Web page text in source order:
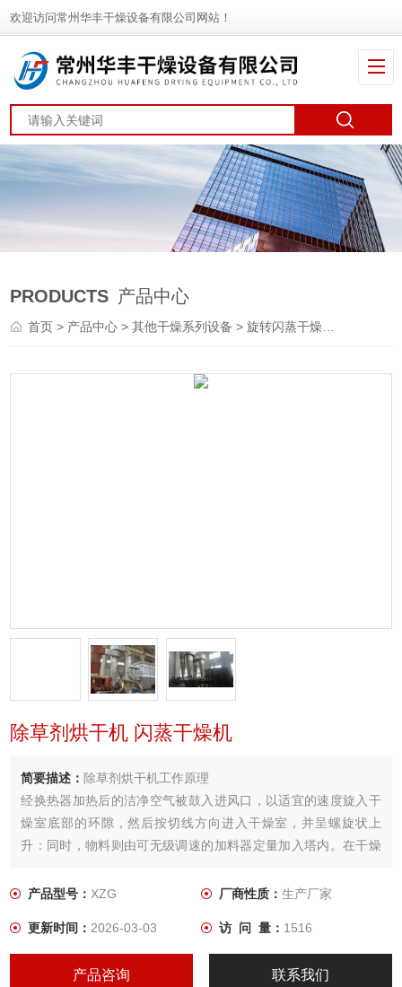
欢迎访问常州华丰干燥设备有限公司网站！
PRODUCTS 产品中心
首页> 产品中心 >其他干燥系列设备 >旋转闪蒸干燥机
除草剂烘干机 闪蒸干燥机
简要描述： 除草剂烘干机工作原理
经换热器加热后的洁净空气被鼓入进风口，以适宜的速度旋入干
燥室底部的环隙，然后按切线方向进入干燥室，并呈螺旋状上
升：同时，物料则由可无级调速的加料器定量加入塔内。在干燥
物料随同热风一起输送至分离器，其中成品收集包装，而尾气则
产品型号：XZG 厂商性质： 生产厂家
更新时间：2026-03-03 访 问 量： 1516
产品咨询 联系我们